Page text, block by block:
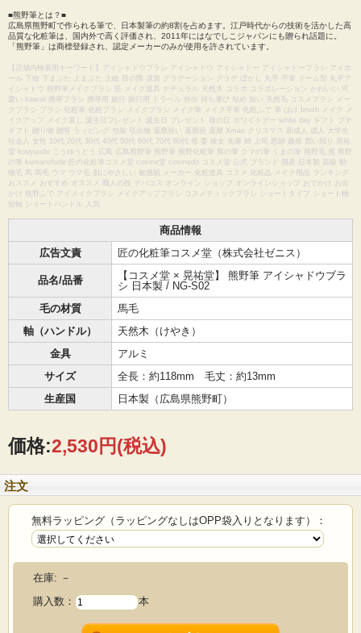
■熊野筆とは？■
広島県熊野町で作られる筆で、日本製筆の約8割を占めます。江戸時代からの技術を活かした高
品質な化粧筆は、国内外で高く評価され、2011年にはなでしこジャパンにも贈られ話題に。
「熊野筆」は商標登録され、認定メーカーのみが使用を許されています。
【店舗内検索用キーワード】アイシャドウブラシ アイシャドウ アイシャドー アイシャドーブラシ アイホ
ール 下瞼 下まぶた 上まぶた 上瞼 目の際 涙袋 グラデーション グラデ ぼかし 丸平 平筆 ドーム型 丸平ア
イシャドウ 熊野筆メイクブラシ 匠 メイク道具 ナチュラル 天然木 コラボ コラボレーション かわいい 可
愛い kawaii 携帯ブラシ 携帯用 旅行 旅行用 トラベル 外出 持ち運び 短め 短い 天然毛 コスメブラシ メー
クブラシ ブラシ 化粧筆 化粧ブラシ メイクブラシ メイク筆 メイク平筆 化粧ふで 筆 はけ brush メイク メ
イクアップ メイク直し 誕生日プレゼント 誕生日 プレゼント 母の日 ホワイトデー white day ギフト プチ
ギフト 贈り物 贈答 ラッピング 包装 引出物 還暦祝い 還暦祝 還暦 Xmas クリスマス 新成人 成人 大学生
社会人 女性 10代 20代 30代 40代 50代 60代 70代 80代 母 妻 彼女 先輩 姉 上司 恩師 義母 買い回り 晃祐
堂 kouyuudo こうゆうどう 広島 広島熊野筆 熊野筆 熊野化粧筆 熊の筆 クマの筆 くまの筆 熊野毛 熊 熊野
の筆 kumanofude 匠の化粧筆コスメ堂 cosme堂 cosmedo コスメ堂 公式 ブランド 国産 日本製 高級 動
物毛 馬 馬毛 ウマ ウマ毛 肌にやさしい 敏感肌 メーカー 化粧道具 コスメ 化粧品 メイク用品 ランキング
おススメ おすすめ オススメ 職人の技 デパコス オンライン ショップ オンラインショップ おでかけ お出
かけ 熊野ふで アイメイクブラシ メイクアップブラシ コスメティックブラシ ショートタイプ ショート軸
短軸 ショートハンドル 人気
商品情報
広告文責
匠の化粧筆コスメ堂（株式会社ゼニス）
品名/品番
【コスメ堂 × 晃祐堂】 熊野筆 アイシャドウブラ
シ 日本製 / NG-S02
毛の材質
馬毛
軸（ハンドル）
天然木（けやき）
金具
アルミ
サイズ
全長：約118mm 毛丈：約13mm
生産国
日本製（広島県熊野町）
価格:2,530円(税込)
注文
無料ラッピング（ラッピングなしはOPP袋入りとなります）：
在庫: －
購入数：
本